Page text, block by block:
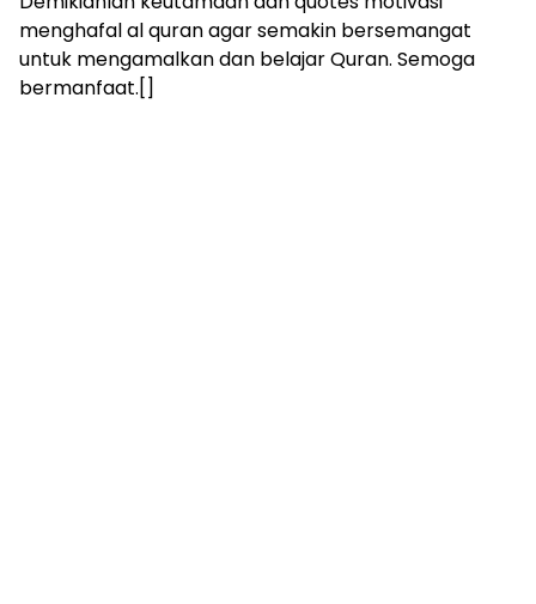
menghafal al quran agar semakin bersemangat
untuk mengamalkan dan belajar Quran. Semoga
bermanfaat.[]